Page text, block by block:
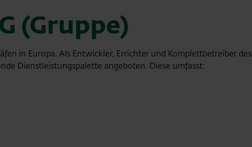
(Gruppe)
in Europa. Als Entwickler, Errichter und Komplettbetreiber des
Dienstleistungspalette angeboten. Diese umfasst: